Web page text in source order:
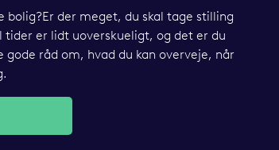
bolig?Er der meget, du skal tage stilling
tider er lidt uoverskueligt, og det er du
gode råd om, hvad du kan overveje, når